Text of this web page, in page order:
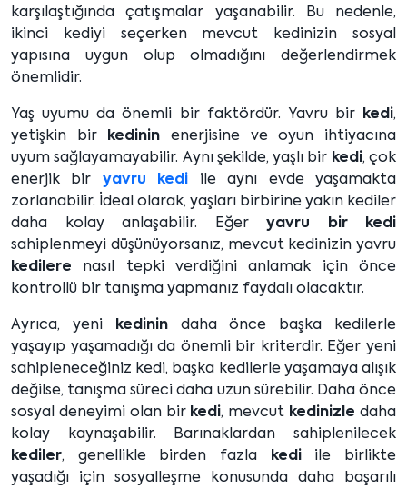
karşılaştığında çatışmalar yaşanabilir. Bu nedenle,
ikinci kediyi seçerken mevcut kedinizin sosyal
yapısına uygun olup olmadığını değerlendirmek
önemlidir.
Yaş uyumu da önemli bir faktördür. Yavru bir kedi,
yetişkin bir
kedinin enerjisine ve oyun ihtiyacına
uyum sağlayamayabilir. Aynı şekilde, yaşlı bir kedi, çok
enerjik bir yavru kedi ile aynı evde yaşamakta
zorlanabilir. İdeal olarak, yaşları birbirine yakın kediler
daha kolay anlaşabilir. Eğer yavru bir kedi
sahiplenmeyi düşünüyorsanız, mevcut kedinizin yavru
kedilere nasıl tepki verdiğini anlamak için önce
kontrollü bir tanışma yapmanız faydalı olacaktır.
Ayrıca, yeni kedinindaha önce başka kedilerle
yaşayıp yaşamadığı da önemli bir kriterdir. Eğer yeni
sahipleneceğiniz kedi, başka kedilerle yaşamaya alışık
değilse, tanışma süreci daha uzun sürebilir. Daha önce
sosyal deneyimi olan bir kedi, mevcut kedinizle daha
kolay kaynaşabilir. Barınaklardan sahiplenilecek
kediler, genellikle birden fazla kediile birlikte
yaşadığı için sosyalleşme konusunda daha başarılı